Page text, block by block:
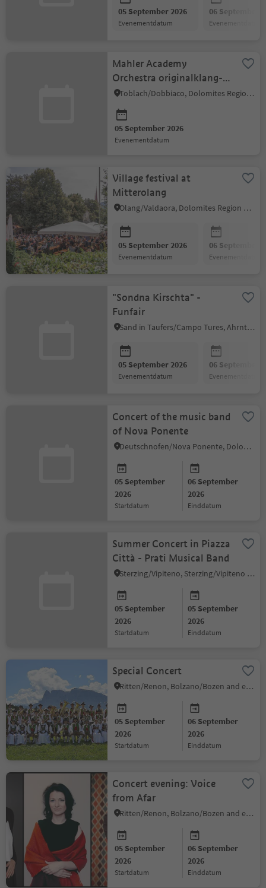
05 September 2026
evenementdatum
06 September
evenementdatum
Mahler Academy
Orchestra originalklang-
project
Toblach/Dobbiaco, Dolomites Region 3 Zinnen
05 September 2026
evenementdatum
Village festival at
Mitterolang
Olang/Valdaora, Dolomites Region Kronplatz/Plan de Corones
05 September 2026
evenementdatum
06 September
evenementdatum
"Sondna Kirschta" -
Funfair
Sand in Taufers/Campo Tures, Ahrntal/Valle Aurina
05 September 2026
evenementdatum
06 September
evenementdatum
Concert of the music band
of Nova Ponente
Deutschnofen/Nova Ponente, Dolomites Region Eggental
05 September
2026
startdatum
06 September
2026
einddatum
Summer Concert in Piazza
Città - Prati Musical Band
Sterzing/Vipiteno, Sterzing/Vipiteno and environs
05 September
2026
startdatum
05 September
2026
einddatum
Special Concert
Ritten/Renon, Bolzano/Bozen and environs
05 September
2026
startdatum
06 September
2026
einddatum
Concert evening: Voice
from Afar
Ritten/Renon, Bolzano/Bozen and environs
05 September
2026
startdatum
06 September
2026
einddatum